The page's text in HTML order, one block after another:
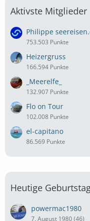
Aktivste Mitglieder
Philippe
753.503 Punkte
Heizergruss
166.594 Punkte
_Meerelfe_
132.907 Punkte
Flo on Tour
102.008 Punkte
el-capitano
86.569 Punkte
Heutige
powermac1980
7. August 1980 (46)